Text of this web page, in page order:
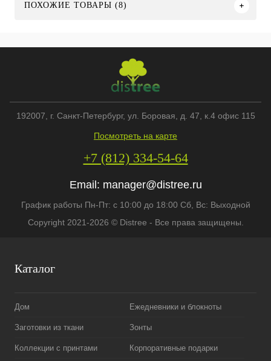
ПОХОЖИЕ ТОВАРЫ (8)
Каталог
Дом Ежедневники и блокноты
Заготовки из ткани Зонты
Коллекции с принтами Корпоративные подарки
192007 , г. Санкт-Петербург, ул. Боровая, д. 47, к.4 офис 115
Посмотреть на карте
+7 (812) 334-54-64
Email: manager@distree.ru
График работы Пн-Пт: с 10:00 до 18:00 Сб, Вс: Выходной
Copyright 2021-2026 © Distree - Все права защищены.